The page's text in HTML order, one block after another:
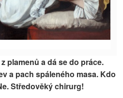
plamenů a dá se do práce.
a pach spáleného masa. Kdo
Středověký chirurg!